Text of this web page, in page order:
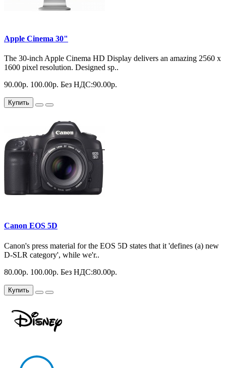
Apple Cinema 30"
The 30-inch Apple Cinema HD Display delivers an amazing 2560 x
1600 pixel resolution. Designed sp..
90.00р. 100.00р. Без НДС:90.00р.
Купить
Canon EOS 5D
Canon's press material for the EOS 5D states that it 'defines (a) new
D-SLR category', while we'r..
80.00р. 100.00р. Без НДС:80.00р.
Купить